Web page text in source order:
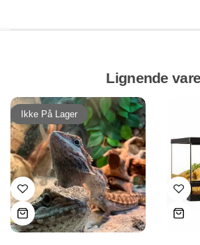
Lignende
Ikke På Lager